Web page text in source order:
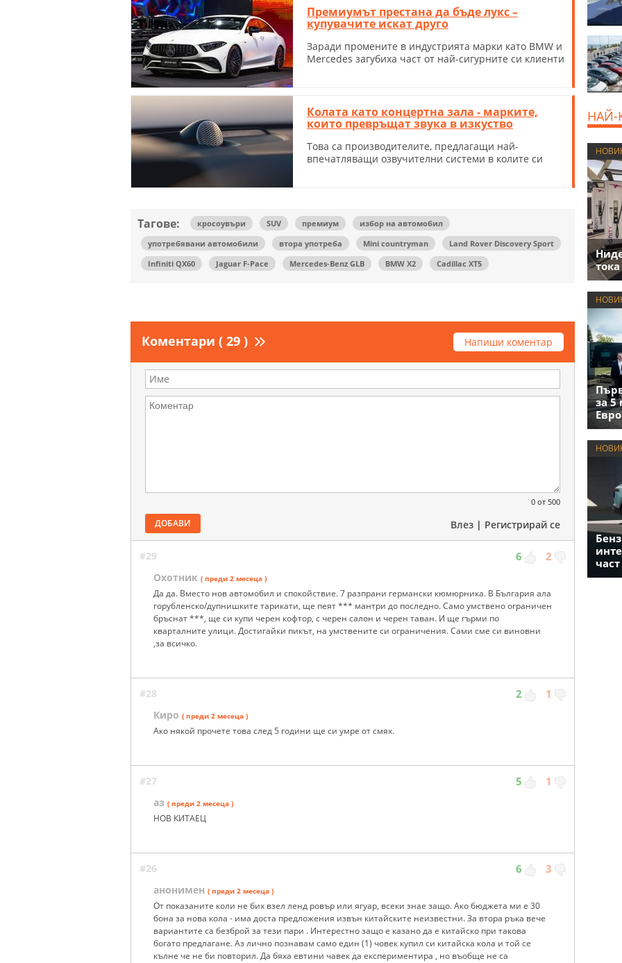
Премиумът престана да бъде лукс –
купувачите искат друго
Заради промените в индустрията марки като BMW и
Mercedes загубиха част от най-сигурните си клиенти
Колата като концертна зала - марките,
които превръщат звука в изкуство
Това са производителите, предлагащи най-
впечатляващи озвучителни системи в колите си
Тагове: кросоувъри SUV премиум
избор на автомобил
употребявани автомобили
втора употреба Mini countryman
Land Rover Discovery Sport
Infiniti QX60
Jaguar F-Pace Mercedes-Benz GLB BMW X2 Cadillac XT5
Коментари ( 29 ) Напиши коментар
0 от 500
ДОБАВИ Влез | Регистрирай се
#29 6 2
Охотник ( преди 2 месеца )
Да да. Вместо нов автомобил и спокойствие. 7 разпрани германски кюмюрника. В България ала
горубленско/дупнишките тарикати, ще пеят *** мантри до последно. Само умствено ограничен
бръснат ***, ще си купи черен кофтор, с черен салон и черен таван. И ще гърми по
кварталните улици. Достигайки пикът, на умствените си ограничения. Сами сме си виновни
,за всичко.
#28 2 1
Киро ( преди 2 месеца )
Ако някой прочете това след 5 години ще си умре от смях.
#27 5 1
аз ( преди 2 месеца )
НОВ КИТАЕЦ
#26 6 3
анонимен ( преди 2 месеца )
От показаните коли не бих взел ленд ровър или ягуар, всеки знае защо. Ако бюджета ми е 30
бона за нова кола - има доста предложения извън китайските неизвестни. За втора ръка вече
вариантите са безброй за тези пари . Интерестно защо е казано да е китайско при такова
богато предлагане. Аз лично познавам само един (1) човек купил си китайска кола и той се
кълне че не би повторил. Да бяха евтини чавек да експериментира , но въобще не са
НАЙ-
за 5
част